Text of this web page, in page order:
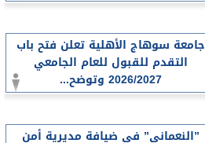
جامعة سوهاج الأهلية تعلن فتح باب
التقدم للقبول للعام الجامعي
2026/2027 وتوضح...
”النعماني” في ضيافة مديرية أمن